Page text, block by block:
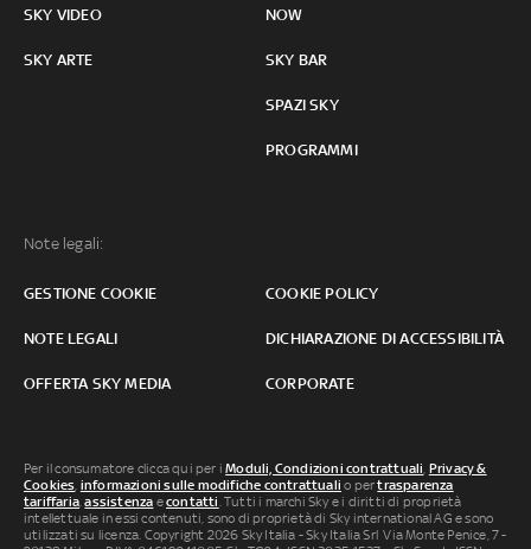
SKY VIDEO
SKY ARTE
NOW
SKY BAR
SPAZI SKY
PROGRAMMI
Note legali:
GESTIONE COOKIE COOKIE POLICY
NOTE LEGALI DICHIARAZIONE DI ACCESSIBILITÀ
OFFERTA SKY MEDIA CORPORATE
Per il consumatore clicca qui per iModuli, Condizioni contrattuali Privacy &
Cookies informazioni sulle modifiche contrattuali o pertrasparenza
tariffaria ,assistenza econtatti . Tutti i marchi Sky e i diritti di proprietà
intellettuale in essi contenuti, sono di proprietà di Sky international AG e sono
utilizzati su licenza. Copyright 2026 Sky Italia - Sky Italia Srl Via Monte Penice, 7 -